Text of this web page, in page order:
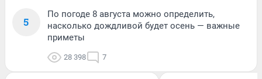
5
По погоде 8 августа можно определить,
насколько дождливой будет осень — важные
приметы
28 398 7